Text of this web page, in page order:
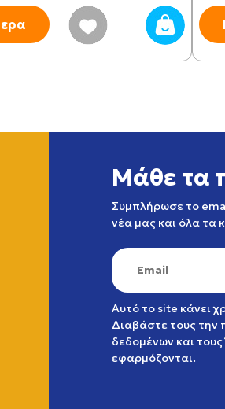
Μάθε τα
Συμπλήρωσε το
νέα μας και όλα τα
Αυτό το site κάνει
Διαβάστε τους την
δεδομένων και τους
εφαρμόζονται.